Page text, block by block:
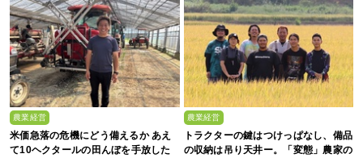
農業経営
米価急落の危機にどう備えるか あえ
て10ヘクタールの田んぼを手放した
農業経営
トラクターの鍵はつけっぱなし、備品
の収納は吊り天井ー。「変態」農家の